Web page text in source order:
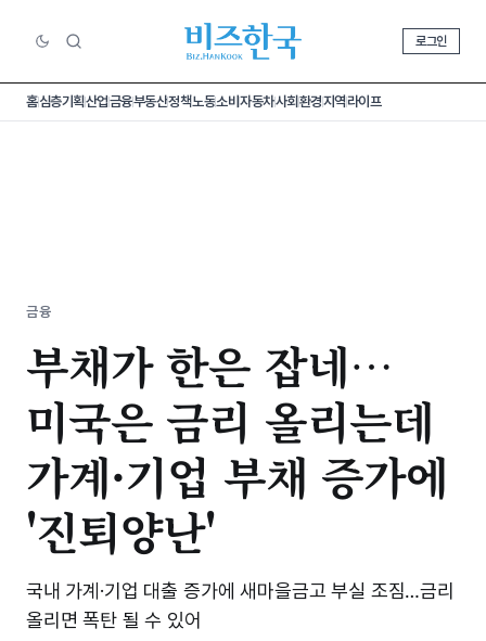
로그인
홈심층기획산업금융부동산정책노동소비 자동차사회환경지역라이프
금융
부채가 한은 잡네…
미국은 금리 올리는데
가계·기업 부채 증가에
'진퇴양난'
국내 가계·기업 대출 증가에 새마을금고 부실 조짐…금리
올리면 폭탄 될 수 있어